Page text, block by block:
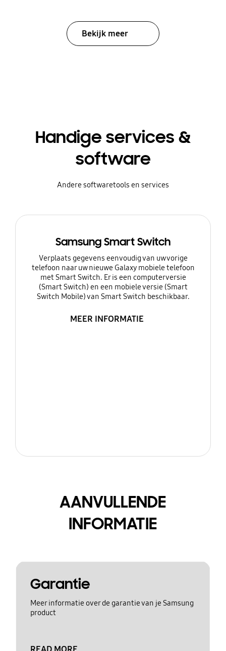
Bekijk meer
Handige services &
software
Andere softwaretools en services
Samsung Smart Switch
Verplaats gegevens eenvoudig van uw vorige
telefoon naar uw nieuwe Galaxy mobiele telefoon
met Smart Switch. Er is een computerversie
(Smart Switch) en een mobiele versie (Smart
Switch Mobile) van Smart Switch beschikbaar.
MEER INFORMATIE
AANVULLENDE
INFORMATIE
Garantie
Meer informatie over de garantie van je Samsung
product